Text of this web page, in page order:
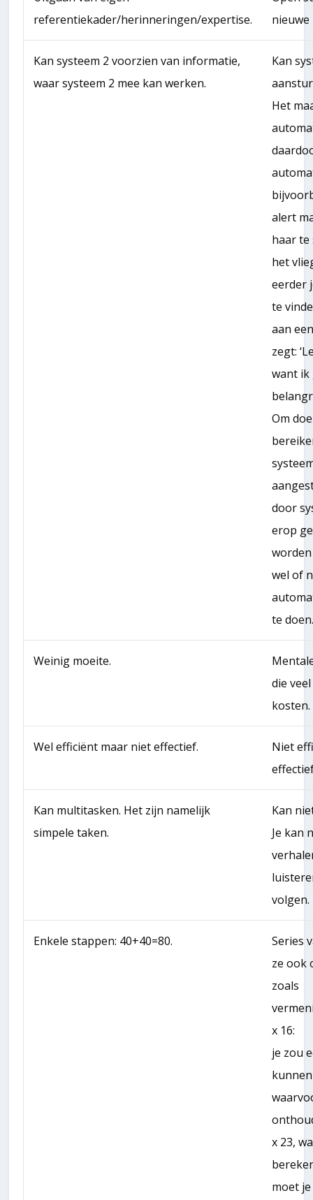
referentiekader/herinneringen/expertise.
Kan systeem 2 voorzien van informatie,
waar systeem 2 mee kan werken.
Kan
Het
alert
haar te
het
eerder
te
aan
zegt:
want ik
Om
door
erop
wel of
te
Weinig moeite.
die
kosten.
Wel efficiënt maar niet effectief.
Niet
Kan multitasken. Het zijn namelijk
simpele taken.
Kan
Je kan
volgen.
Enkele stappen: 40+40=80.
Series
ze ook
zoals
x 16:
je zou
x 23,
moet